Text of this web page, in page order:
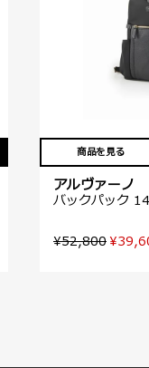
商品を見る
アルヴァーノ
バックパック 14
¥52,800